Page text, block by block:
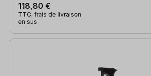
118,80 €
TTC, frais de livraison
en sus